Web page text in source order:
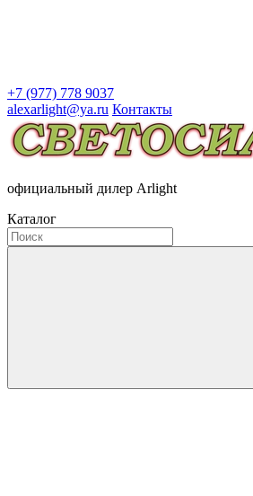
+7 (977) 778 9037
alexarlight@ya.ru Контакты
официальный дилер Arlight
Каталог